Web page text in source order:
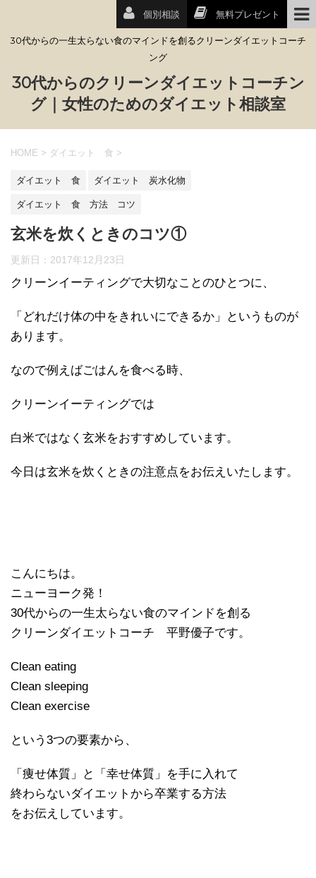
無料プレゼント
個別相談
30代からの一生太らない食のマインドを創るクリーンダイエットコーチ
ング
30代からのクリーンダイエットコーチン
グ｜女性のためのダイエット相談室
HOME > ダイエット 食 >
ダイエット 食 ダイエット 炭水化物
ダイエット 食 方法 コツ
玄米を炊くときのコツ①
更新日： 2017年12月23日
クリーンイーティングで大切なことのひとつに、
「どれだけ体の中をきれいにできるか」というものが
あります。
なので例えばごはんを食べる時、
クリーンイーティングでは
白米ではなく玄米をおすすめしています。
今日は玄米を炊くときの注意点をお伝えいたします。
こんにちは。
ニューヨーク発！
30代からの一生太らない食のマインドを創る
クリーンダイエットコーチ 平野優子です。
Clean eating
Clean sleeping
Clean exercise
という3つの要素から、
「痩せ体質」と「幸せ体質」を手に入れて
終わらないダイエットから卒業する方法
をお伝えしています。